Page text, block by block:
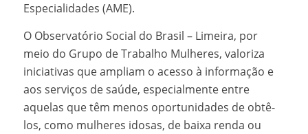
Especialidades (AME).
O Observatório Social do Brasil – Limeira, por
meio do Grupo de Trabalho Mulheres, valoriza
iniciativas que ampliam o acesso à informação e
aos serviços de saúde, especialmente entre
aquelas que têm menos oportunidades de obtê-
los, como mulheres idosas, de baixa renda ou